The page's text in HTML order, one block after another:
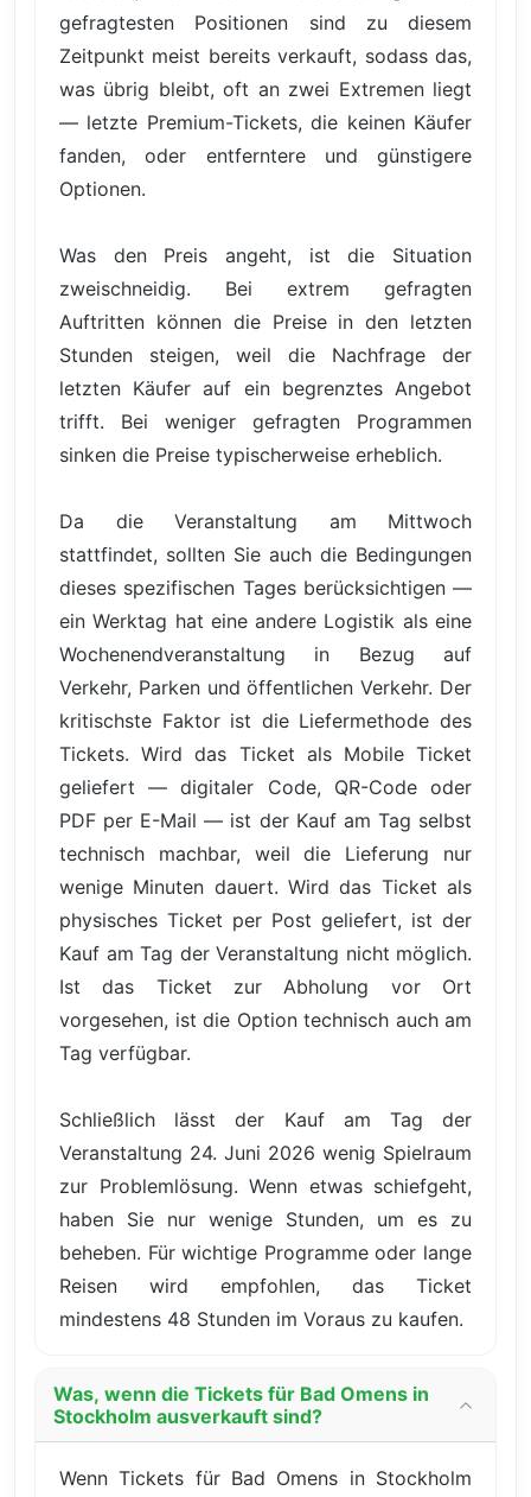
gefragtesten Positionen sind zu diesem
Zeitpunkt meist bereits verkauft, sodass das,
was übrig bleibt, oft an zwei Extremen liegt
— letzte Premium-Tickets, die keinen Käufer
fanden, oder entferntere und günstigere
Optionen.
Was den Preis angeht, ist die Situation
zweischneidig. Bei extrem gefragten
Auftritten können die Preise in den letzten
Stunden steigen, weil die Nachfrage der
letzten Käufer auf ein begrenztes Angebot
trifft. Bei weniger gefragten Programmen
sinken die Preise typischerweise erheblich.
Da die Veranstaltung am Mittwoch
stattfindet, sollten Sie auch die Bedingungen
dieses spezifischen Tages berücksichtigen —
ein Werktag hat eine andere Logistik als eine
Wochenendveranstaltung in Bezug auf
Verkehr, Parken und öffentlichen Verkehr. Der
kritischste Faktor ist die Liefermethode des
Tickets. Wird das Ticket als Mobile Ticket
geliefert — digitaler Code, QR-Code oder
PDF per E-Mail — ist der Kauf am Tag selbst
technisch machbar, weil die Lieferung nur
wenige Minuten dauert. Wird das Ticket als
physisches Ticket per Post geliefert, ist der
Kauf am Tag der Veranstaltung nicht möglich.
Ist das Ticket zur Abholung vor Ort
vorgesehen, ist die Option technisch auch am
Tag verfügbar.
Schließlich lässt der Kauf am Tag der
Veranstaltung 24. Juni 2026 wenig Spielraum
zur Problemlösung. Wenn etwas schiefgeht,
haben Sie nur wenige Stunden, um es zu
beheben. Für wichtige Programme oder lange
Reisen wird empfohlen, das Ticket
mindestens 48 Stunden im Voraus zu kaufen.
Was, wenn die Tickets für Bad Omens in
Stockholm ausverkauft sind?
Wenn Tickets für Bad Omens in Stockholm